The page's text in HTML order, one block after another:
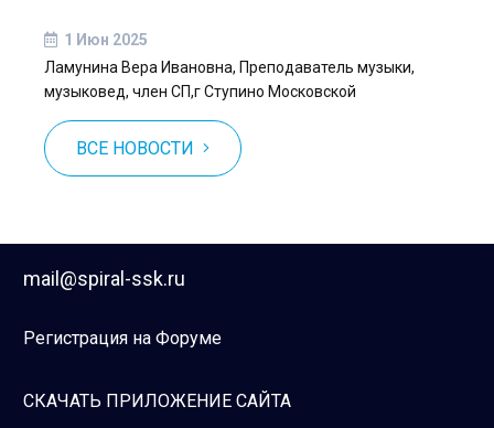
1 Июн 2025
Ламунина Вера Ивановна, Преподаватель музыки,
музыковед, член СП,г Ступино Московской
ВСЕ НОВОСТИ
mail@spiral-ssk.ru
Регистрация на Форуме
СКАЧАТЬ ПРИЛОЖЕНИЕ САЙТА